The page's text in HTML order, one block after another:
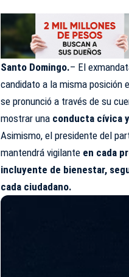
Santo Domingo.– El
candidato a la misma posición
se pronunció a través de su
mostrar una conducta cívica
Asimismo, el presidente del
mantendrá vigilante en cada
incluyente de bienestar,
cada ciudadano.